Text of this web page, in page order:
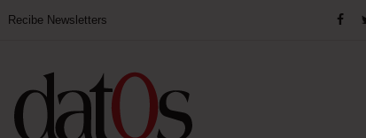
Recibe Newsletters